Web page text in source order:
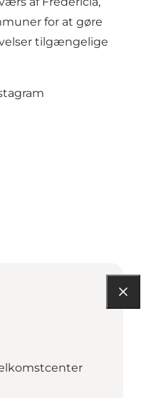
for at gøre
tilgængelige